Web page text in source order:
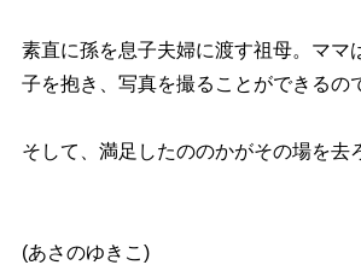
素直に孫を息子夫婦に渡す祖母。ママ
子を抱き、写真を撮ることができるの
そして、満足したののかがその場を去
(あさのゆきこ)